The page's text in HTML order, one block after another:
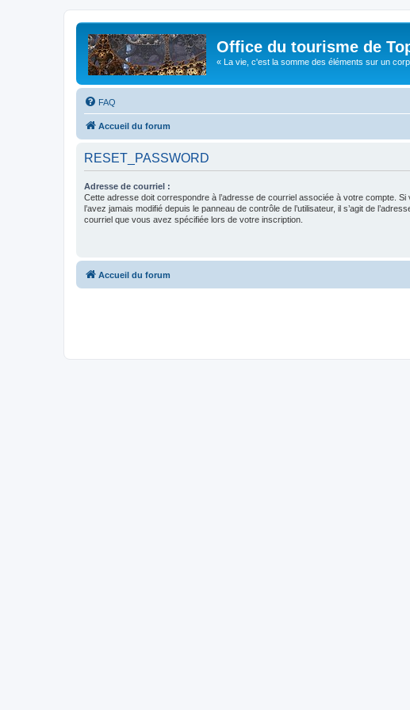
Office du tourisme de
« La vie, c'est la somme des éléments sur un
FAQ
Accueil du forum
RESET_PASSWORD
Adresse de courriel :
Cette adresse doit correspondre à l’adresse de courriel associée à votre compte. Si
l’avez jamais modifié depuis le panneau de contrôle de l’utilisateur, il s’agit de
courriel que vous avez spécifiée lors de votre inscription.
Accueil du forum